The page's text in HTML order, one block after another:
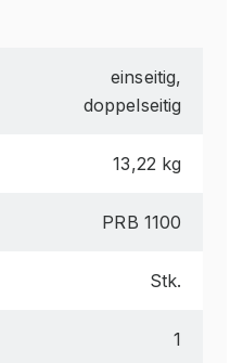
einseitig,
doppelseitig
13,22 kg
PRB 1100
Stk.
1